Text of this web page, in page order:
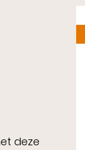
deze